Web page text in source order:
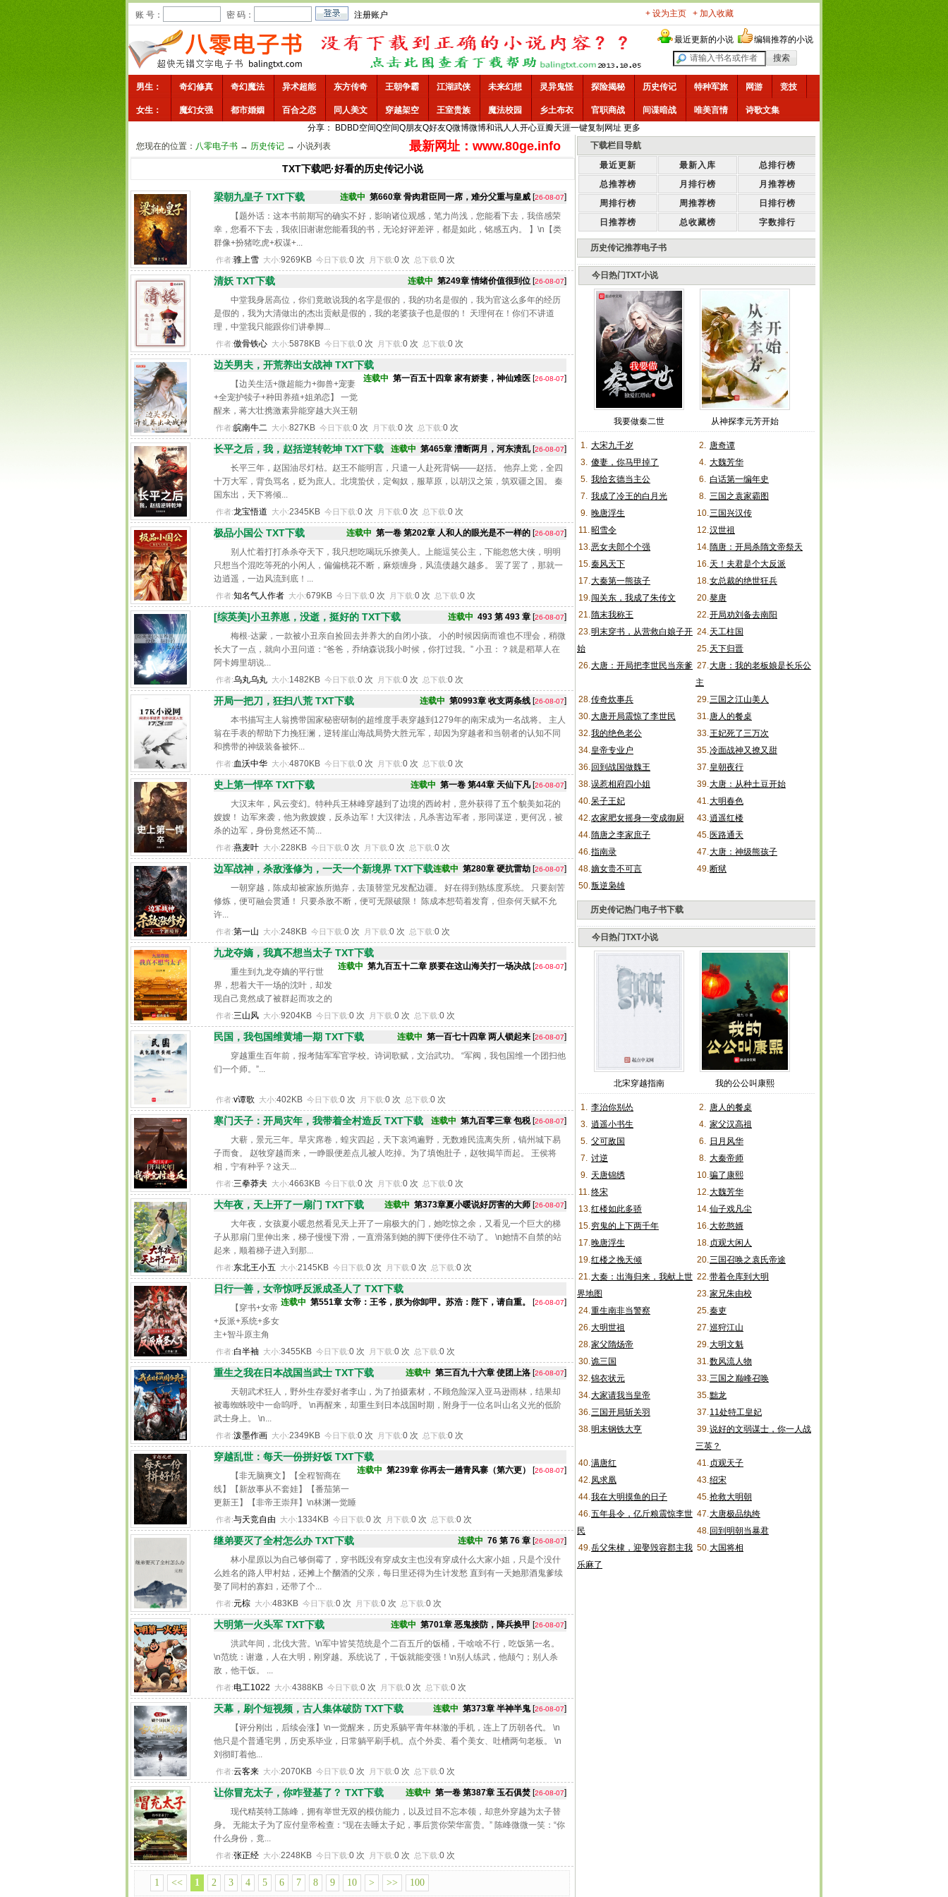
账 号： 密 码： 注册账户 + 设为主页 + 加入收藏
最近更新的小说 编辑推荐的小说
男生： 奇幻修真 奇幻魔法 异术超能 东方传奇 王朝争霸 江湖武侠 未来幻想 灵异鬼怪 探险揭秘 历史传记 特种军旅 网游 竞技
女生： 魔幻女强 都市婚姻 百合之恋 同人美文 穿越架空 王室贵族 魔法校园 乡土布衣 官职商战 间谍暗战 唯美言情
诗歌文集
分享：
BD BD空间Q空间Q朋友Q好友Q微博微博和讯人人开心豆瓣天涯一键复制网址 更多
您现在的位置： 八零电子书 → 历史传记 → 小说列表 最新网址：www.80ge.info
TXT下载吧·好看的历史传记小说
梁朝九皇子 TXT下载 连载中 第660章 骨肉君臣同一席，难分父重与皇威 [26-08-07]
【题外话：这本书前期写的确实不好，影响诸位观感，笔力尚浅，您能看下去，我倍感荣
幸，您看不下去，我依旧谢谢您能看我的书，无论好评差评，都是如此，铭感五内。 】\n【类
群像+扮猪吃虎+权谋+...
作者:骓上雪 大小:9269KB 今日下载:0 次 月下载:0 次 总下载:0 次
清妖 TXT下载 连载中 第249章 情绪价值很到位 [26-08-07]
中堂我身居高位，你们竟敢说我的名字是假的，我的功名是假的，我为官这么多年的经历
是假的，我为大清做出的杰出贡献是假的，我的老婆孩子也是假的！ 天理何在！你们不讲道
理，中堂我只能跟你们讲拳脚...
作者:傲骨铁心 大小:5878KB 今日下载:0 次 月下载:0 次 总下载:0 次
边关男夫，开荒养出女战神 TXT下载
连载中 第一百五十四章 家有娇妻，神仙难医 [26-08-07]
【边关生活+微超能力+御兽+宠妻
+全宠护犊子+种田养殖+姐弟恋】 一觉
醒来，蒋大壮携激素异能穿越大兴王朝
末年一个无父无母的孤儿身上。因缴纳
不起赋税，被抓到了边关沦为女军户挑
选的小男夫。 ...
作者:皖南牛二 大小:827KB 今日下载:0 次 月下载:0 次 总下载:0 次
长平之后，我，赵括逆转乾坤 TXT下载 连载中 第465章 漕断两月，河东溃乱 [26-08-07]
长平三年，赵国油尽灯枯。赵王不能明言，只遣一人赴死背锅——赵括。 他弃上党，全四
十万大军，背负骂名，贬为庶人。北境蛰伏，定匈奴，服草原，以胡汉之策，筑双疆之国。 秦
国东出，天下将倾...
作者:龙宝悟道 大小:2345KB 今日下载:0 次 月下载:0 次 总下载:0 次
极品小国公 TXT下载 连载中 第一卷 第202章 人和人的眼光是不一样的 [26-08-07]
别人忙着打打杀杀夺天下，我只想吃喝玩乐撩美人。上能逗笑公主，下能忽悠大侠，明明
只想当个混吃等死的小闲人，偏偏桃花不断，麻烦缠身，风流债越欠越多。 罢了罢了，那就一
边逍遥，一边风流到底！...
作者:知名气人作者 大小:679KB 今日下载:0 次 月下载:0 次 总下载:0 次
[综英美]小丑养崽，没逝，挺好的 TXT下载 连载中 493 第 493 章 [26-08-07]
梅根·达蒙，一款被小丑亲自捡回去并养大的自闭小孩。 小的时候因病而谁也不理会，稍微
长大了一点，就向小丑问道：“爸爸，乔纳森说我小时候，你打过我。” 小丑：？就是稻草人在
阿卡姆里胡说...
作者:乌丸乌丸 大小:1482KB 今日下载:0 次 月下载:0 次 总下载:0 次
开局一把刀，狂扫八荒 TXT下载 连载中 第0993章 收支两条线 [26-08-07]
本书描写主人翁携带国家秘密研制的超维度手表穿越到1279年的南宋成为一名战将。 主人
翁在手表的帮助下力挽狂澜，逆转崖山海战局势大胜元军，却因为穿越者和当朝者的认知不同
和携带的神级装备被怀...
作者:血沃中华 大小:4870KB 今日下载:0 次 月下载:0 次 总下载:0 次
史上第一悍卒 TXT下载 连载中 第一卷 第44章 天仙下凡[26-08-07]
大汉末年，风云变幻。特种兵王林峰穿越到了边境的西岭村，意外获得了五个貌美如花的
嫂嫂！ 边军来袭，他为救嫂嫂，反杀边军！大汉律法，凡杀害边军者，形同谋逆，更何况，被
杀的边军，身份竟然还不简...
作者:燕麦叶 大小:228KB 今日下载:0 次 月下载:0 次 总下载:0 次
边军战神，杀敌涨修为，一天一个新境界 TXT下载连载中 第280章 硬抗雷劫 [26-08-07]
一朝穿越，陈成却被家族所抛弃，去顶替堂兄发配边疆。 好在得到熟练度系统。 只要刻苦
修炼，便可融会贯通！ 只要杀敌不断，便可无限破限！ 陈成本想苟着发育，但奈何天赋不允
许...
作者:第一山 大小:248KB 今日下载:0 次 月下载:0 次 总下载:0 次
九龙夺嫡，我真不想当太子 TXT下载
连载中 第九百五十二章 朕要在这山海关打一场决战 [26-08-07]
重生到九龙夺嫡的平行世
界，想着大干一场的沈叶，却发
现自己竟然成了被群起而攻之的
太子。 知道太子最大敌人不是那
些兄弟，而是越来越猜疑的皇
帝。沈叶在发现难以复制玄武门
之变后，就决定躺平了！ ...
作者:三山风 大小:9204KB 今日下载:0 次 月下载:0 次 总下载:0 次
民国，我包国维黄埔一期 TXT下载 连载中 第一百七十四章 两人锁起来 [26-08-07]
穿越重生百年前，报考陆军军官学校。诗词歌赋，文治武功。 “军阀，我包国维一个团扫他
们一个师。”...
作者:v谭歌 大小:402KB 今日下载:0 次 月下载:0 次 总下载:0 次
寒门天子：开局灾年，我带着全村造反 TXT下载 连载中 第九百零三章 包税[26-08-07]
大蕲，景元三年。旱灾席卷，蝗灾四起，天下哀鸿遍野，无数难民流离失所，镐州城下易
子而食。 赵牧穿越而来，一睁眼便差点儿被人吃掉。为了填饱肚子，赵牧揭竿而起。 王侯将
相，宁有种乎？这天...
作者:三拳莽夫 大小:4663KB 今日下载:0 次 月下载:0 次 总下载:0 次
大年夜，天上开了一扇门 TXT下载 连载中 第373章夏小暖说好厉害的大师 [26-08-07]
大年夜，女孩夏小暖忽然看见天上开了一扇极大的门，她吃惊之余，又看见一个巨大的梯
子从那扇门里伸出来，梯子慢慢下滑，一直滑落到她的脚下便停住不动了。 \n她情不自禁的站
起来，顺着梯子进入到那...
作者:东北王小五 大小:2145KB 今日下载:0 次 月下载:0 次 总下载:0 次
日行一善，女帝惊呼反派成圣人了 TXT下载
连载中 第551章 女帝：王爷，朕为你卸甲。苏浩：陛下，请自重。 [26-08-07]
【穿书+女帝
+反派+系统+多女
主+智斗原主角
+后宫。】\n评分
刚出，\n苏浩穿书
成为书中的反派
角色，\n携带【日
行一善系统】\n勇
闯大武王朝，\n女
抓紧去治理国
家，朕要生了不
作者:白半袖 大小:3455KB 今日下载:0 次 月下载:0 次 总下载:0 次
重生之我在日本战国当武士 TXT下载 连载中 第三百九十六章 使团上洛 [26-08-07]
天朝武术狂人，野外生存爱好者李山，为了拍摄素材，不顾危险深入亚马逊雨林，结果却
被毒蜘蛛咬中一命呜呼。 \n再醒来，却重生到日本战国时期，附身于一位名叫山名义光的低阶
武士身上。 \n...
作者:泼墨作画 大小:2349KB 今日下载:0 次 月下载:0 次 总下载:0 次
穿越乱世：每天一份拼好饭 TXT下载
连载中 第239章 你再去一趟青风寨（第六更） [26-08-07]
【非无脑爽文】【全程智商在
线】【新故事从不套娃】【番茄第一
更新王】【非帝王崇拜】\n林渊一觉睡
醒，穿越回乱世，正当他快饿死的时
候，突然发现他每天可以点一份拼好
饭。 \n从这时起，一个回不...
作者:与天竞自由 大小:1334KB 今日下载:0 次 月下载:0 次 总下载:0 次
继弟要灭了全村怎么办 TXT下载 连载中 76 第 76 章 [26-08-07]
林小星原以为自己够倒霉了，穿书既没有穿成女主也没有穿成什么大家小姐，只是个没什
么姓名的路人甲村姑，还摊上个酗酒的父亲，每日里还得为生计发愁 直到有一天她那酒鬼爹续
娶了同村的寡妇，还带了个...
作者:元棕 大小:483KB 今日下载:0 次 月下载:0 次 总下载:0 次
大明第一火头军 TXT下载 连载中 第701章 恶鬼接防，降兵换甲 [26-08-07]
洪武年间，北伐大营。\n军中皆笑范统是个二百五斤的饭桶，干啥啥不行，吃饭第一名。
\n范统：谢邀，人在大明，刚穿越。系统说了，干饭就能变强！\n别人练武，他颠勺；别人杀
敌，他干饭。 ...
作者:电工1022 大小:4388KB 今日下载:0 次 月下载:0 次 总下载:0 次
天幕，刷个短视频，古人集体破防 TXT下载 连载中 第373章 半神半鬼[26-08-07]
【评分刚出，后续会涨】\n一觉醒来，历史系躺平青年林澈的手机，连上了历朝各代。 \n
他只是个普通宅男，历史系毕业，日常躺平刷手机。点个外卖、看个美女、吐槽两句老板。 \n
刘彻盯着他...
作者:云客来 大小:2070KB 今日下载:0 次 月下载:0 次 总下载:0 次
让你冒充太子，你咋登基了？ TXT下载 连载中 第一卷 第387章 玉石俱焚 [26-08-07]
现代精英特工陈峰，拥有举世无双的模仿能力，以及过目不忘本领，却意外穿越为太子替
身。 无能太子为了应付皇帝检查：“现在去睡太子妃，事后赏你荣华富贵。” 陈峰微微一笑：“你
什么身份，竟...
作者:张正经 大小:2248KB 今日下载:0 次 月下载:0 次 总下载:0 次
1 << 1 2 3 4 5 6 7 8 9 10 > >> 100
下载栏目导航
最近更新
最新入库
总排行榜
总推荐榜
月排行榜
月推荐榜
周排行榜
周推荐榜
日排行榜
日推荐榜
总收藏榜 字数排行
历史传记推荐电子书
今日热门TXT小说
我要做秦二世 从神探李元芳开始
1. 大宋九千岁 2. 唐奇谭
3. 傻妻，你马甲掉了 4. 大魏芳华
5. 我给玄德当主公 6. 白话第一编年史
7. 我成了冷王的白月光 8. 三国之袁家霸图
9. 晚唐浮生 10.三国兴汉传
11. 昭雪令 12.汉世祖
13.恶女夫郎个个强 14.隋唐：开局杀隋文帝祭天
15.秦风天下 16.天！夫君是个大反派
17.大秦第一熊孩子 18.女总裁的绝世狂兵
19.闯关东，我成了朱传文 20.獒唐
21.隋末我称王 22.开局劝刘备去南阳
23.明末穿书，从营救白娘子开
始
24.天工柱国
25.天下归晋
26.大唐：开局把李世民当亲爹 27.大唐：我的老板娘是长乐公
主
28.传奇炊事兵 29.三国之江山美人
30.大唐开局震惊了李世民 31.唐人的餐桌
32.我的绝色老公 33.王妃死了三万次
34.皇帝专业户 35.冷面战神又撩又甜
36. 回到战国做魏王 37.皇朝夜行
38.误惹相府四小姐 39.大唐：从种土豆开始
40.呆子王妃 41.大明春色
42.农家肥女摇身一变成御厨 43.逍遥红楼
44.隋唐之李家庶子 45. 医路通天
46.指南录 47.大唐：神级熊孩子
48.嫡女贵不可言 49.断狱
50.叛逆枭雄
历史传记热门电子书下载
今日热门TXT小说
北宋穿越指南 我的公公叫康熙
1. 李治你别怂 2. 唐人的餐桌
3. 逍遥小书生 4. 家父汉高祖
5. 父可敌国 6. 日月风华
7. 讨逆 8. 大秦帝师
9. 天唐锦绣 10.骗了康熙
11.终宋 12.大魏芳华
13.红楼如此多骄 14.仙子戏凡尘
15.穷鬼的上下两千年 16.大乾憨婿
17.晚唐浮生 18. 贞观大闲人
19.红楼之挽天倾 20.三国召唤之袁氏帝途
21.大秦：出海归来，我献上世
界地图
22.带着仓库到大明
23.家兄朱由校
24.重生南非当警察 25.秦吏
26.大明世祖 27.巡狩江山
28.家父隋炀帝 29.大明文魁
30.诡三国 31.数风流人物
32.锦衣状元 33.三国之巅峰召唤
34.大家请我当皇帝 35.黜龙
36.三国开局斩关羽 37.11处特工皇妃
38.明末钢铁大亨 39.说好的文弱谋士，你一人战
三英？
40.满唐红 41. 贞观天子
42.凤求凰 43.绍宋
44.我在大明摸鱼的日子 45.抢救大明朝
46.五年县令，亿斤粮震惊李世
民
47.大唐极品纨绔
48. 回到明朝当暴君
49.岳父朱棣，迎娶毁容郡主我
乐麻了
50.大国将相